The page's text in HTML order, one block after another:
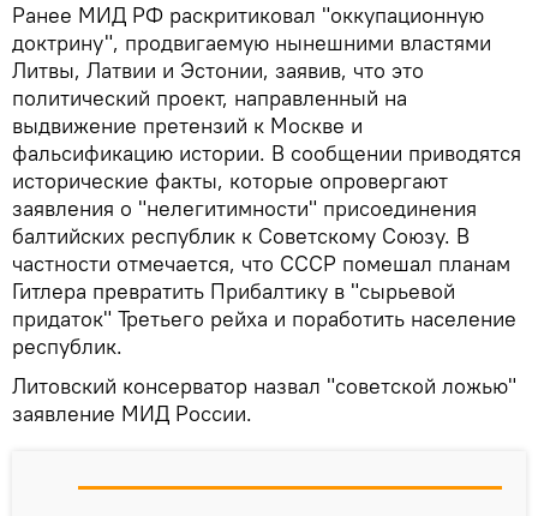
Ранее МИД РФ раскритиковал "оккупационную
доктрину", продвигаемую нынешними властями
Литвы, Латвии и Эстонии, заявив, что это
политический проект, направленный на
выдвижение претензий к Москве и
фальсификацию истории. В сообщении приводятся
исторические факты, которые опровергают
заявления о "нелегитимности" присоединения
балтийских республик к Советскому Союзу. В
частности отмечается, что СССР помешал планам
Гитлера превратить Прибалтику в "сырьевой
придаток" Третьего рейха и поработить население
республик.
Литовский консерватор назвал "советской ложью"
заявление МИД России.